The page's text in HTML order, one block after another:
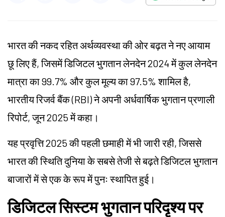
भारत की नकद रहित अर्थव्यवस्था की ओर बढ़त ने नए आयाम
छू लिए हैं, जिसमें डिजिटल भुगतान लेनदेन 2024 में कुल लेनदेन
मात्रा का 99.7% और कुल मूल्य का 97.5% शामिल है,
भारतीय रिजर्व बैंक (RBI) ने अपनी अर्धवार्षिक भुगतान प्रणाली
रिपोर्ट, जून 2025 में कहा।
यह प्रवृत्ति 2025 की पहली छमाही में भी जारी रही, जिससे
भारत की स्थिति दुनिया के सबसे तेजी से बढ़ते डिजिटल भुगतान
बाजारों में से एक के रूप में पुनः स्थापित हुई।
डिजिटल सिस्टम भुगतान परिदृश्य पर